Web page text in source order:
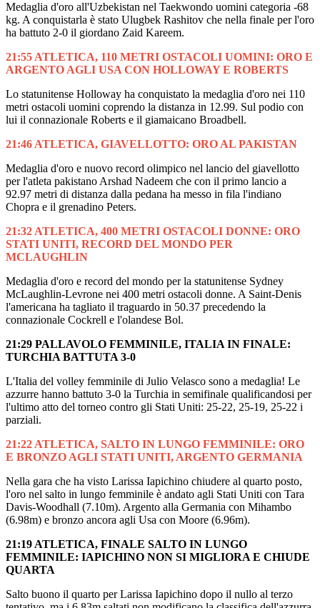
Medaglia d'oro all'Uzbekistan nel Taekwondo uomini categoria -68
kg. A conquistarla è stato Ulugbek Rashitov che nella finale per l'oro
ha battuto 2-0 il giordano Zaid Kareem.
21:55 ATLETICA, 110 METRI OSTACOLI UOMINI: ORO E
ARGENTO AGLI USA CON HOLLOWAY E ROBERTS
Lo statunitense Holloway ha conquistato la medaglia d'oro nei 110
metri ostacoli uomini coprendo la distanza in 12.99. Sul podio con
lui il connazionale Roberts e il giamaicano Broadbell.
21:46 ATLETICA, GIAVELLOTTO: ORO AL PAKISTAN
Medaglia d'oro e nuovo record olimpico nel lancio del giavellotto
per l'atleta pakistano Arshad Nadeem che con il primo lancio a
92.97 metri di distanza dalla pedana ha messo in fila l'indiano
Chopra e il grenadino Peters.
21:32 ATLETICA, 400 METRI OSTACOLI DONNE: ORO
STATI UNITI, RECORD DEL MONDO PER
MCLAUGHLIN
Medaglia d'oro e record del mondo per la statunitense Sydney
McLaughlin-Levrone nei 400 metri ostacoli donne. A Saint-Denis
l'americana ha tagliato il traguardo in 50.37 precedendo la
connazionale Cockrell e l'olandese Bol.
21:29 PALLAVOLO FEMMINILE, ITALIA IN FINALE:
TURCHIA BATTUTA 3-0
L'Italia del volley femminile di Julio Velasco sono a medaglia! Le
azzurre hanno battuto 3-0 la Turchia in semifinale qualificandosi per
l'ultimo atto del torneo contro gli Stati Uniti: 25-22, 25-19, 25-22 i
parziali.
21:22 ATLETICA, SALTO IN LUNGO FEMMINILE: ORO
E BRONZO AGLI STATI UNITI, ARGENTO GERMANIA
Nella gara che ha visto Larissa Iapichino chiudere al quarto posto,
l'oro nel salto in lungo femminile è andato agli Stati Uniti con Tara
Davis-Woodhall (7.10m). Argento alla Germania con Mihambo
(6.98m) e bronzo ancora agli Usa con Moore (6.96m).
21:19 ATLETICA, FINALE SALTO IN LUNGO
FEMMINILE: IAPICHINO NON SI MIGLIORA E CHIUDE
QUARTA
Salto buono il quarto per Larissa Iapichino dopo il nullo al terzo